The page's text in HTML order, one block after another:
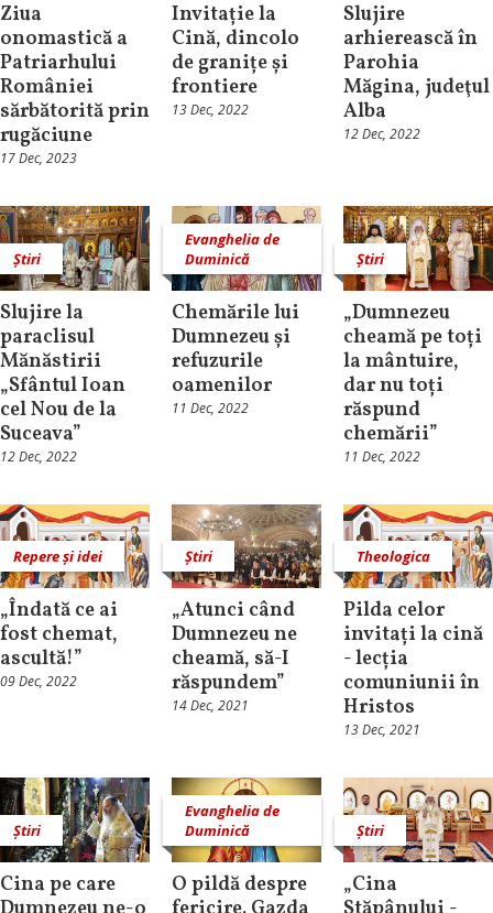
Ziua
onomastică a
Patriarhului
României
sărbătorită prin
rugăciune
17 Dec, 2023
Invitație la
Cină, dincolo
de granițe și
frontiere
13 Dec, 2022
Slujire
arhierească în
Parohia
Măgina, judeţul
Alba
12 Dec, 2022
Știri
Slujire la
paraclisul
Mănăstirii
„Sfântul Ioan
cel Nou de la
Suceava”
12 Dec, 2022
Evanghelia de
Duminică
Chemările lui
Dumnezeu și
refuzurile
oamenilor
11 Dec, 2022
Știri
„Dumnezeu
cheamă pe toți
la mântuire,
dar nu toți
răspund
chemării”
11 Dec, 2022
Repere și idei
„Îndată ce ai
fost chemat,
ascultă!”
09 Dec, 2022
Știri
„Atunci când
Dumnezeu ne
cheamă, să-I
răspundem”
14 Dec, 2021
Theologica
Pilda celor
invitați la cină
- lecția
comuniunii în
Hristos
13 Dec, 2021
Știri
Cina pe care
Evanghelia de
Duminică
O pildă despre
Știri
„Cina